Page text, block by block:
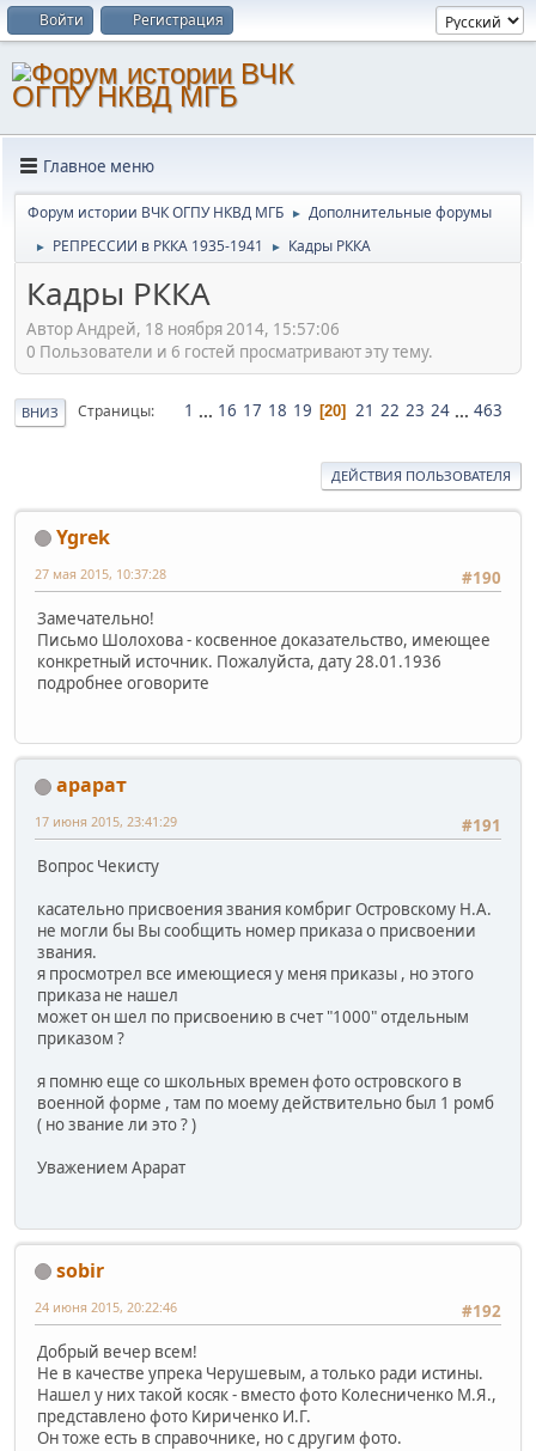
Войти Регистрация
Главное меню
Форум истории ВЧК ОГПУ НКВД МГБ ► Дополнительные форумы
► РЕПРЕССИИ в РККА 1935-1941 ► Кадры РККА
Кадры РККА
Автор Андрей, 18 ноября 2014, 15:57:06
0 Пользователи и 6 гостей просматривают эту тему.
ВНИЗ Страницы 1 ... 16 17 18 19 20 21 22 23 24 ... 463
ДЕЙСТВИЯ ПОЛЬЗОВАТЕЛЯ
Ygrek
#190
27 мая 2015, 10:37:28
Замечательно!
Письмо Шолохова - косвенное доказательство, имеющее
конкретный источник. Пожалуйста, дату 28.01.1936
подробнее оговорите
арарат
#191
17 июня 2015, 23:41:29
Вопрос Чекисту
касательно присвоения звания комбриг Островскому Н.А.
не могли бы Вы сообщить номер приказа о присвоении
звания.
я просмотрел все имеющиеся у меня приказы , но этого
приказа не нашел
может он шел по присвоению в счет "1000" отдельным
приказом ?
я помню еще со школьных времен фото островского в
военной форме , там по моему действительно был 1 ромб
( но звание ли это ? )
Уважением Арарат
sobir
#192
24 июня 2015, 20:22:46
Добрый вечер всем!
Не в качестве упрека Черушевым, а только ради истины.
Нашел у них такой косяк - вместо фото Колесниченко М.Я.,
представлено фото Кириченко И.Г.
Он тоже есть в справочнике, но с другим фото.